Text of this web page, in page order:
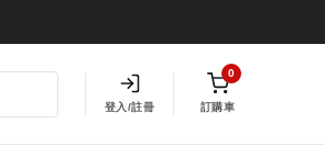
登入/註冊
0
訂購車